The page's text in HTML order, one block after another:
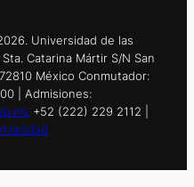
Universidad de las
Catarina Mártir S/N San
México Conmutador:
| Admisiones:
+52 (222) 229 2112 |